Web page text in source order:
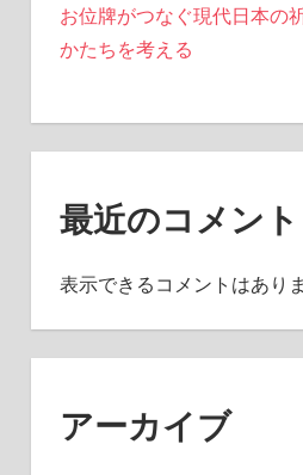
お位牌がつなぐ現代日本の
かたちを考える
最近のコメント
表示できるコメントはありま
アーカイブ